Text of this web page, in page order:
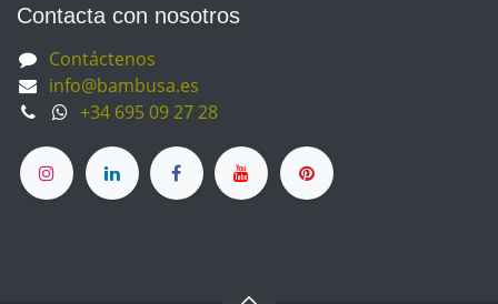
Contacta con nosotros
Contáctenos
info@bambusa.es
+34 695 09 27 28